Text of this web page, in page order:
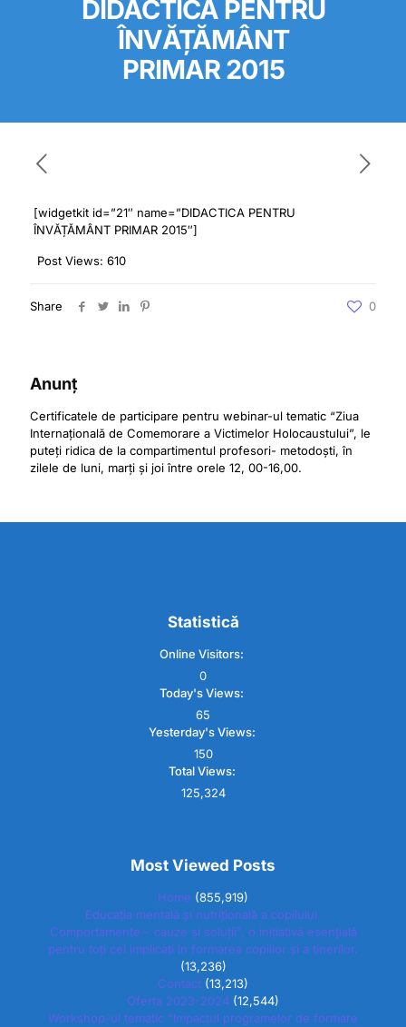
DIDACTICA PENTRU
ÎNVĂȚĂMÂNT
PRIMAR 2015
[widgetkit id=”21″ name=”DIDACTICA PENTRU
ÎNVĂȚĂMÂNT PRIMAR 2015″]
Post Views: 610
Share 0
Anunț
Certificatele de participare pentru webinar-ul tematic “Ziua
Internațională de Comemorare a Victimelor Holocaustului”, le
puteți ridica de la compartimentul profesori- metodoști, în
zilele de luni, marți și joi între orele 12, 00-16,00.
Statistică
Online Visitors:
0
Today's Views:
65
Yesterday's Views:
150
Total Views:
125,324
Most Viewed Posts
Home (855,919)
Educația mentală și nutrițională a copilului.
Comportamente – cauze și soluții”, o inițiativă esențială
pentru toți cei implicați în formarea copiilor și a tinerilor.
(13,236)
Contact (13,213)
Oferta 2023-2024 (12,544)
Workshop-ul tematic “Impactul programelor de formare